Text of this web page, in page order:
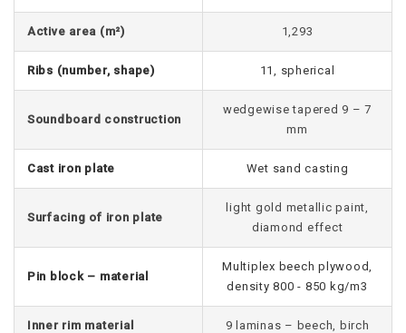
Active area (m²) 1,293
Ribs (number, shape) 11, spherical
Soundboard construction
wedgewise tapered 9 – 7
mm
Cast iron plate Wet sand casting
Surfacing of iron plate
light gold metallic paint,
diamond effect
Pin block – material
Multiplex beech plywood,
density 800 - 850 kg/m3
Inner rim material 9 laminas – beech, birch